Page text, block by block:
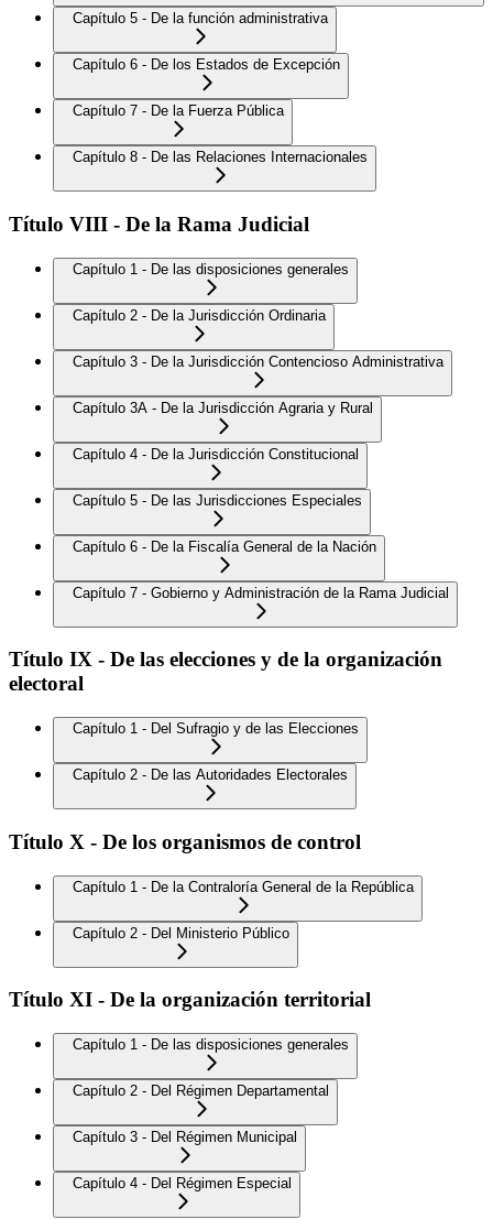
Capítulo 5 - De la función administrativa
Capítulo 6 - De los Estados de Excepción
Capítulo 7 - De la Fuerza Pública
Capítulo 8 - De las Relaciones Internacionales
Título VIII - De la Rama Judicial
Capítulo 1 - De las disposiciones generales
Capítulo 2 - De la Jurisdicción Ordinaria
Capítulo 3 - De la Jurisdicción Contencioso Administrativa
Capítulo 3A - De la Jurisdicción Agraria y Rural
Capítulo 4 - De la Jurisdicción Constitucional
Capítulo 5 - De las Jurisdicciones Especiales
Capítulo 6 - De la Fiscalía General de la Nación
Capítulo 7 - Gobierno y Administración de la Rama Judicial
Título IX - De las elecciones y de la organización
electoral
Capítulo 1 - Del Sufragio y de las Elecciones
Capítulo 2 - De las Autoridades Electorales
Título X - De los organismos de control
Capítulo 1 - De la Contraloría General de la República
Capítulo 2 - Del Ministerio Público
Título XI - De la organización territorial
Capítulo 1 - De las disposiciones generales
Capítulo 2 - Del Régimen Departamental
Capítulo 3 - Del Régimen Municipal
Capítulo 4 - Del Régimen Especial